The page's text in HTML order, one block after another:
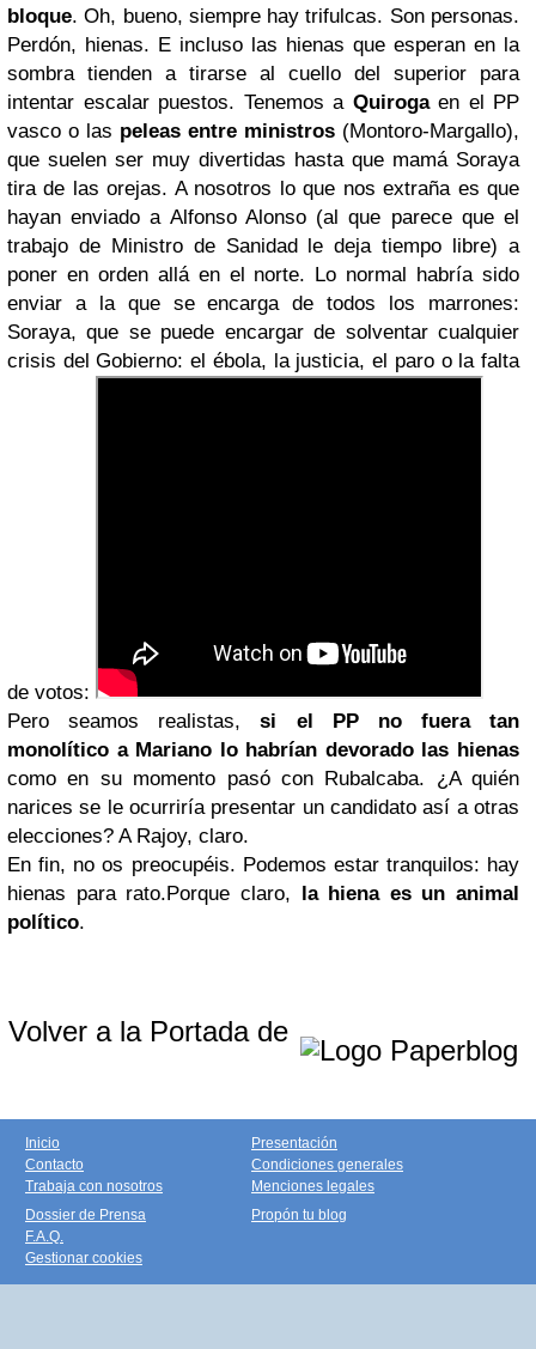
bloque. Oh, bueno, siempre hay trifulcas. Son personas.
Perdón, hienas. E incluso las hienas que esperan en la
sombra tienden a tirarse al cuello del superior para
intentar escalar puestos. Tenemos a Quiroga en el PP
vasco o las peleas entre ministros (Montoro-Margallo),
que suelen ser muy divertidas hasta que mamá Soraya
tira de las orejas. A nosotros lo que nos extraña es que
hayan enviado a Alfonso Alonso (al que parece que el
trabajo de Ministro de Sanidad le deja tiempo libre) a
poner en orden allá en el norte. Lo normal habría sido
enviar a la que se encarga de todos los marrones:
Soraya, que se puede encargar de solventar cualquier
crisis del Gobierno: el ébola, la justicia, el paro o la falta
de votos:
Pero seamos realistas,si el PP no fuera tan
monolítico a Mariano lo habrían devorado las hienas
como en su momento pasó con Rubalcaba. ¿A quién
narices se le ocurriría presentar un candidato así a otras
elecciones? A Rajoy, claro.
En fin, no os preocupéis. Podemos estar tranquilos: hay
hienas para rato.Porque claro, la hiena es un animal
político.
Volver a la Portada de
Inicio
Contacto
Trabaja con nosotros
Presentación
Condiciones generales
Menciones legales
Dossier de Prensa
F.A.Q.
Gestionar cookies
Propón tu blog